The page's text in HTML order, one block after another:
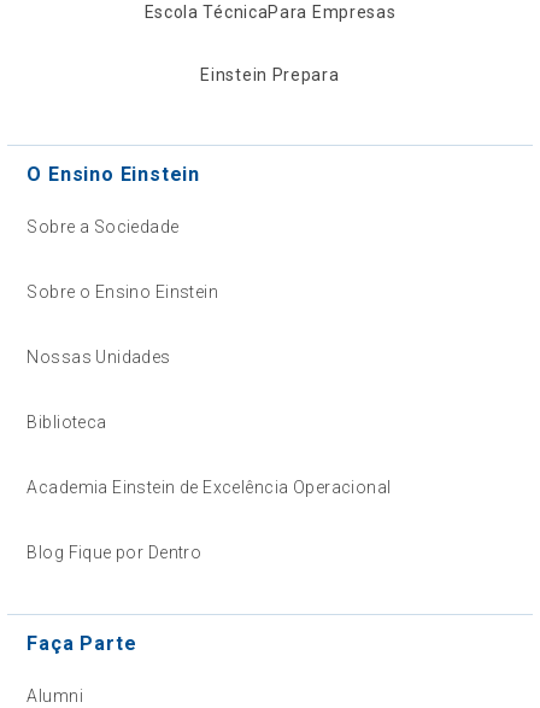
Escola TécnicaPara Empresas
Einstein Prepara
O Ensino Einstein
Sobre a Sociedade
Sobre o Ensino Einstein
Nossas Unidades
Biblioteca
Academia Einstein de Excelência Operacional
Blog Fique por Dentro
Faça Parte
Alumni